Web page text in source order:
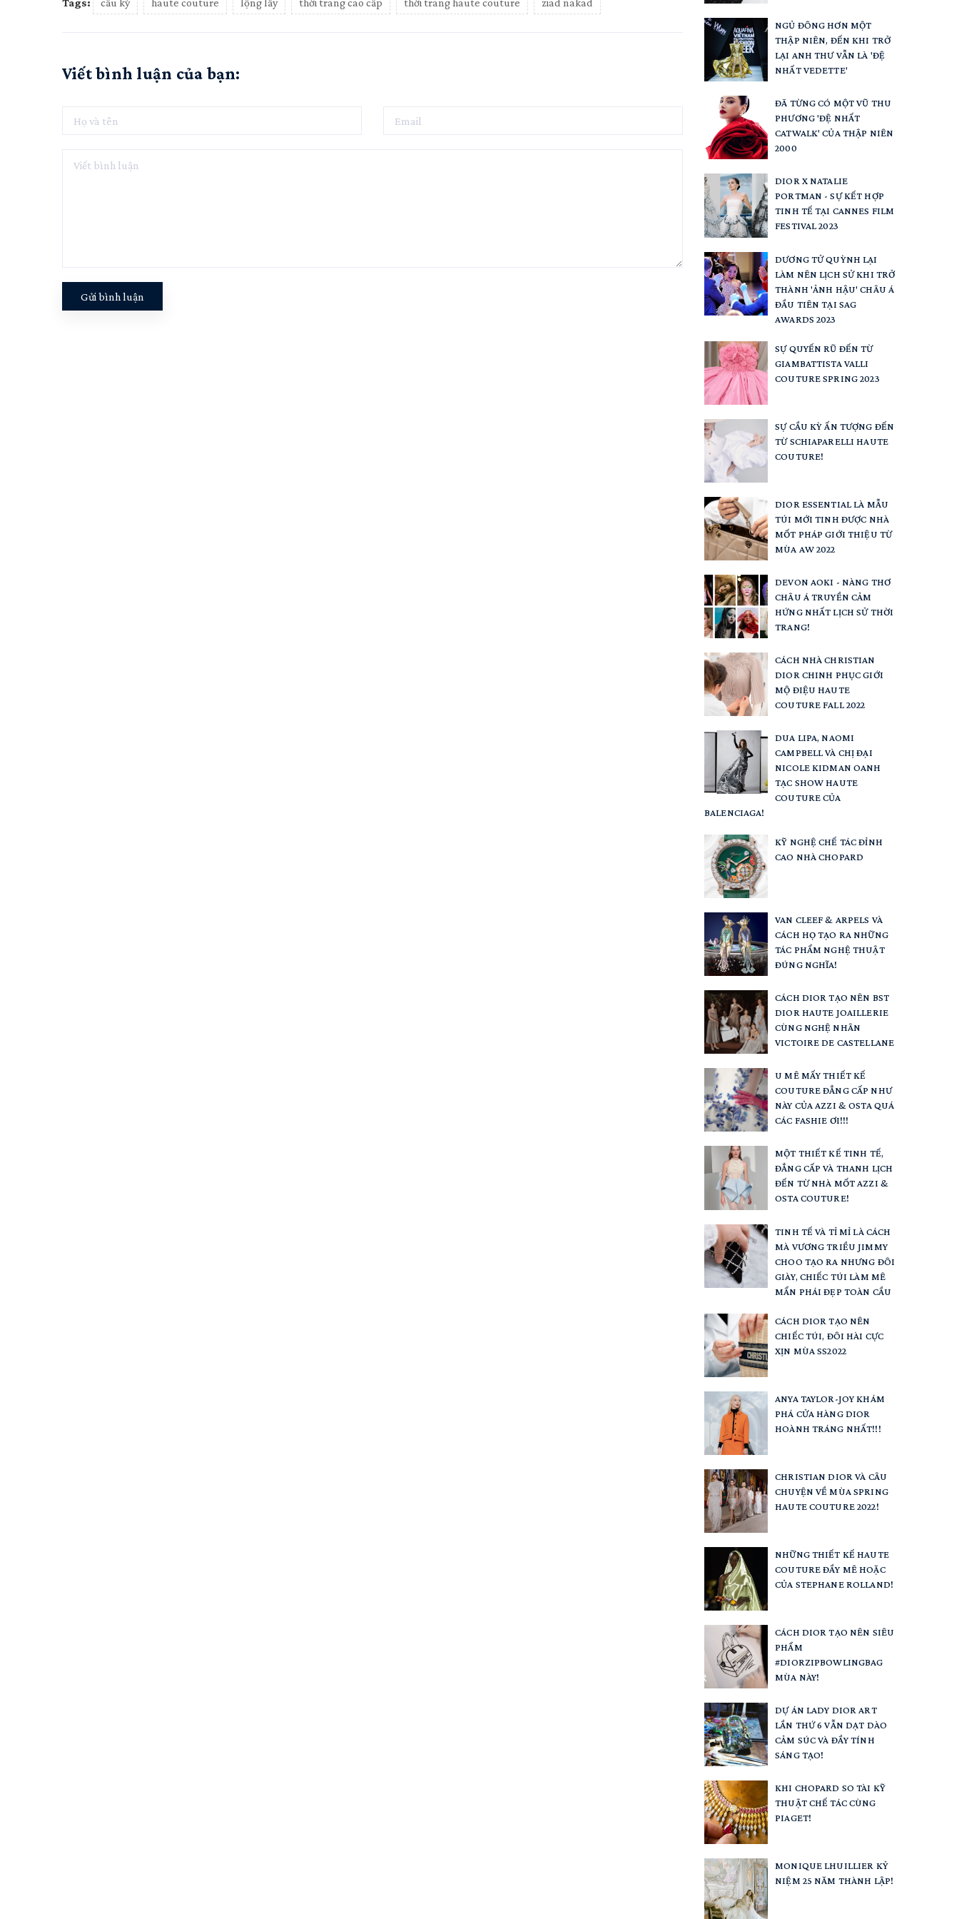
Tags: cầu kỳ haute couture lộng lẫy thời trang cao cấp thời trang haute couture ziad nakad
Viết bình luận của bạn:
Gửi bình luận
NGỦ ĐÔNG HƠN MỘT
THẬP NIÊN, ĐẾN KHI TRỞ
LẠI ANH THƯ VẪN LÀ 'ĐỆ
NHẤT VEDETTE'
ĐÃ TỪNG CÓ MỘT VŨ THU
PHƯƠNG 'ĐỆ NHẤT
CATWALK' CỦA THẬP NIÊN
2000
DIOR X NATALIE
PORTMAN - SỰ KẾT HỢP
TINH TẾ TẠI CANNES FILM
FESTIVAL 2023
DƯƠNG TỬ QUỲNH LẠI
LÀM NÊN LỊCH SỬ KHI TRỞ
THÀNH 'ẢNH HẬU' CHÂU Á
ĐẦU TIÊN TẠI SAG
AWARDS 2023
SỰ QUYẾN RŨ ĐẾN TỪ
GIAMBATTISTA VALLI
COUTURE SPRING 2023
SỰ CẦU KỲ ẤN TƯỢNG ĐẾN
TỪ SCHIAPARELLI HAUTE
COUTURE!
DIOR ESSENTIAL LÀ MẪU
TÚI MỚI TINH ĐƯỢC NHÀ
MỐT PHÁP GIỚI THIỆU TỪ
MÙA AW 2022
DEVON AOKI - NÀNG THƠ
CHÂU Á TRUYỀN CẢM
HỨNG NHẤT LỊCH SỬ THỜI
TRANG!
CÁCH NHÀ CHRISTIAN
DIOR CHINH PHỤC GIỚI
MỘ ĐIỆU HAUTE
COUTURE FALL 2022
DUA LIPA, NAOMI
CAMPBELL VÀ CHỊ ĐẠI
NICOLE KIDMAN OANH
TẠC SHOW HAUTE
COUTURE CỦA
BALENCIAGA!
KỸ NGHỆ CHẾ TÁC ĐỈNH
CAO NHÀ CHOPARD
VAN CLEEF & ARPELS VÀ
CÁCH HỌ TẠO RA NHỮNG
TÁC PHẨM NGHỆ THUẬT
ĐÚNG NGHĨA!
CÁCH DIOR TẠO NÊN BST
DIOR HAUTE JOAILLERIE
CÙNG NGHỆ NHÂN
VICTOIRE DE CASTELLANE
U MÊ MẤY THIẾT KẾ
COUTURE ĐẲNG CẤP NHƯ
NÀY CỦA AZZI & OSTA QUÁ
CÁC FASHIE ƠI!!!
MỘT THIẾT KẾ TINH TẾ,
ĐẲNG CẤP VÀ THANH LỊCH
ĐẾN TỪ NHÀ MỐT AZZI &
OSTA COUTURE!
TINH TẾ VÀ TỈ MỈ LÀ CÁCH
MÀ VƯƠNG TRIỀU JIMMY
CHOO TẠO RA NHƯNG ĐÔI
GIÀY, CHIẾC TÚI LÀM MÊ
MẨN PHÁI ĐẸP TOÀN CẦU
CÁCH DIOR TẠO NÊN
CHIẾC TÚI, ĐÔI HÀI CỰC
XỊN MÙA SS2022
ANYA TAYLOR-JOY KHÁM
PHÁ CỬA HÀNG DIOR
HOÀNH TRÁNG NHẤT!!!
CHRISTIAN DIOR VÀ CÂU
CHUYỆN VỀ MÙA SPRING
HAUTE COUTURE 2022!
NHỮNG THIẾT KẾ HAUTE
COUTURE ĐẦY MÊ HOẶC
CỦA STEPHANE ROLLAND!
CÁCH DIOR TẠO NÊN SIÊU
PHẨM
#DIORZIPBOWLINGBAG
MÙA NÀY!
DỰ ÁN LADY DIOR ART
LẦN THỨ 6 VẪN DẠT DÀO
CẢM SÚC VÀ ĐẦY TÍNH
SÁNG TẠO!
KHI CHOPARD SO TÀI KỸ
THUẬT CHẾ TÁC CÙNG
PIAGET!
MONIQUE LHUILLIER KỶ
NIỆM 25 NĂM THÀNH LẬP!